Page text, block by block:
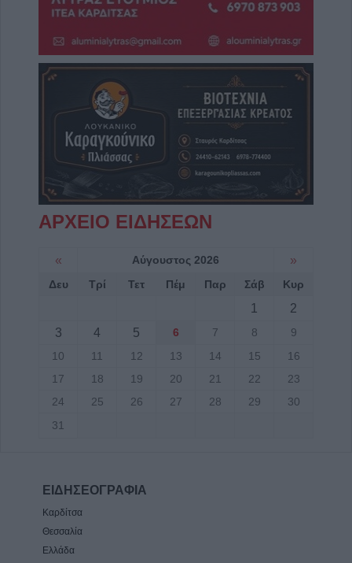
ΑΡΧΕΙΟ ΕΙΔΗΣΕΩΝ
« Αύγουστος 2026 »
Δευ Τρί Τετ Πέμ Παρ Σάβ Κυρ
1
2
3
4 5 6 7 8
9
10
11 12 13 14 15
16
17
18 19 20 21 22
23
24
25 26 27 28 29
30
31
ΕΙΔΗΣΕΟΓΡΑΦΙΑ
Καρδίτσα
Θεσσαλία
Ελλάδα